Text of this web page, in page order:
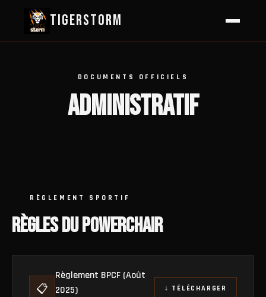
TIGERSTORM
DOCUMENTS OFFICIELS
ADMINISTRATIF
RÈGLEMENT SPORTIF
RÈGLES DU POWERCHAIR
📋
Règlement BPCF (Août
2025)
↓ TÉLÉCHARGER